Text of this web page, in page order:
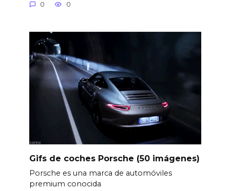
0 0
Gifs de coches Porsche (50 imágenes)
Porsche es una marca de automóviles
premium conocida